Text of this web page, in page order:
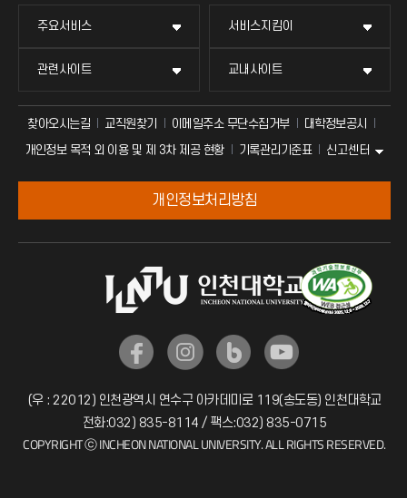
주요서비스 서비스지킴이
관련사이트 교내사이트
찾아오시는길 교직원찾기 이메일주소 무단수집거부
대학정보공시
개인정보 목적 외 이용 및 제 3차 제공 현황
기록관리기준표 신고센터
개인정보처리방침
(우 : 22012) 인천광역시 연수구 아카데미로 119(송도동) 인천대학교
전화:032) 835-8114 / 팩스:032) 835-0715
COPYRIGHT ⓒ INCHEON NATIONAL UNIVERSITY. ALL RIGHTS RESERVED.